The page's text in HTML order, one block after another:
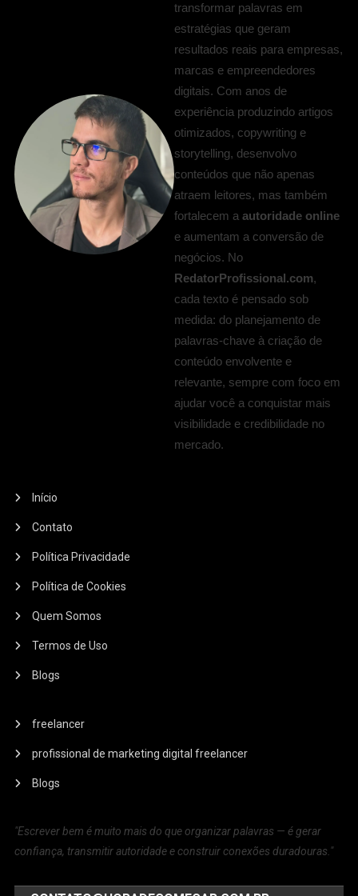
transformar palavras em
estratégias que geram
resultados reais para empresas,
marcas e empreendedores
digitais. Com anos de
experiência produzindo artigos
otimizados, copywriting e
storytelling, desenvolvo
conteúdos que não apenas
atraem leitores, mas também
fortalecem aautoridade online
e aumentam a conversão de
negócios. No
RedatorProfissional.com,
cada texto é pensado sob
medida: do planejamento de
palavras-chave à criação de
conteúdo envolvente e
relevante, sempre com foco em
ajudar você a conquistar mais
visibilidade e credibilidade no
mercado.
Início
Contato
Política Privacidade
Política de Cookies
Quem Somos
Termos de Uso
Blogs
freelancer
profissional de marketing digital freelancer
Blogs
"Escrever bem é muito mais do que organizar palavras — é gerar
confiança, transmitir autoridade e construir conexões duradouras."